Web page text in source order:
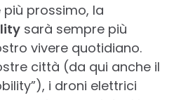
prossimo, la
sarà sempre più
vivere quotidiano.
città (da qui anche il
i droni elettrici